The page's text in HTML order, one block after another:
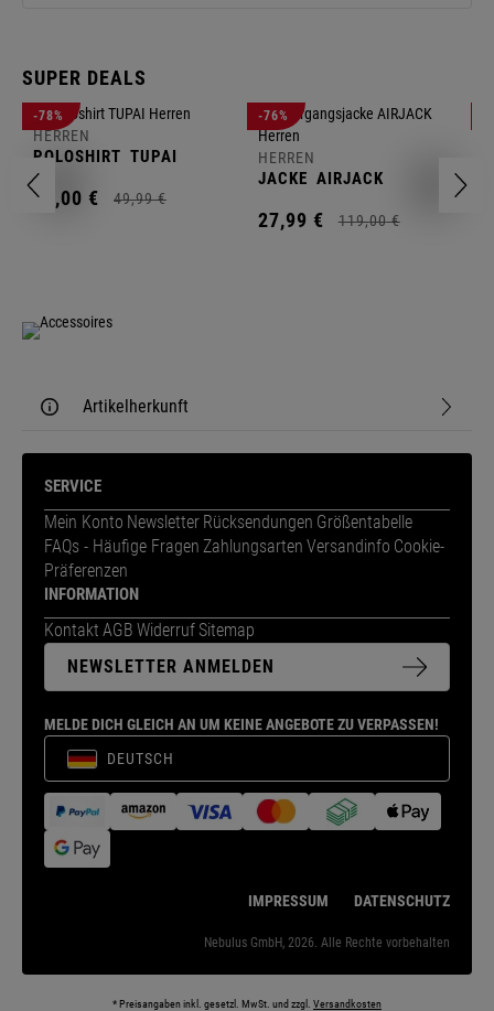
SUPER DEALS
-78%
HERREN
POLOSHIRT TUPAI
11,00 € 49,99 €
-76%
HERREN
JACKE AIRJACK
27,99 € 119,00 €
Artikelherkunft
SERVICE
Mein Konto Newsletter Rücksendungen Größentabelle
FAQs - Häufige Fragen Zahlungsarten Versandinfo Cookie-
Präferenzen
INFORMATION
Kontakt AGB Widerruf Sitemap
NEWSLETTER ANMELDEN
MELDE DICH GLEICH AN UM KEINE ANGEBOTE ZU VERPASSEN!
DEUTSCH
IMPRESSUM DATENSCHUTZ
Nebulus GmbH, 2026. Alle Rechte vorbehalten
* Preisangaben inkl. gesetzl. MwSt. und zzgl. Versandkosten